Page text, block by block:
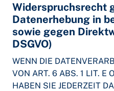
Widerspruchsrecht
Datenerhebung in
sowie gegen
DSGVO)
WENN DIE
VON ART. 6 ABS. 1 LIT. E
HABEN SIE JEDERZEIT